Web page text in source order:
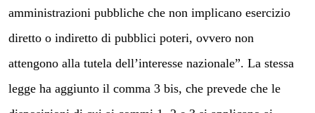
amministrazioni pubbliche che non implicano esercizio
diretto o indiretto di pubblici poteri, ovvero non
attengono alla tutela dell’interesse nazionale”. La stessa
legge ha aggiunto il comma 3 bis, che prevede che le